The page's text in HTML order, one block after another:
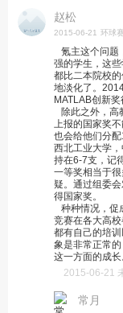
赵松
2015-06-21 环球
氪主这个问题
强的学生，这
都比二本院校
地淡化了。
MATLAB创新
除此之外，高
上报的国家奖
也会给他们分
西北工业大学
持在6-7支，记
一等奖相当于
疑。通过组委
得国家奖。
种种情况，促
竞赛在各大高
都有自己的培
象是非常正常
这一方面的成长
2015-06-21
常月